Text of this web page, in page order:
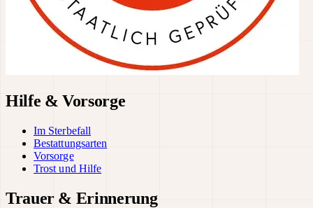
Hilfe & Vorsorge
Im Sterbefall
Bestattungsarten
Vorsorge
Trost und Hilfe
Trauer & Erinnerung